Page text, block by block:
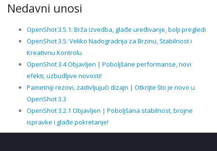
Nedavni unosi
OpenShot 3.5.1: Brža izvedba, glađe uređivanje, bolji pregledi
OpenShot 3.5: Veliko Nadogradnja za Brzinu, Stabilnost i
Kreativnu Kontrolu
OpenShot 3.4 Objavljen | Poboljšane performanse, novi
efekti, uzbudljive novosti!
Pametniji rezovi, zadivljujući dizajn | Otkrijte što je novo u
OpenShot 3.3
OpenShot 3.2.1 Objavljen | Poboljšana stabilnost, brojne
ispravke i glađe pokretanje!